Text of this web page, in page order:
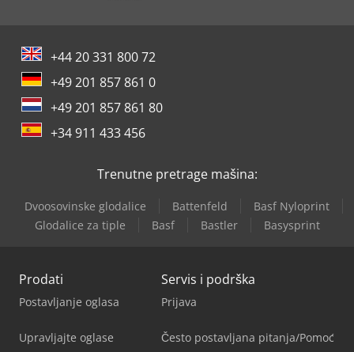
+44 20 331 800 72
+49 201 857 861 0
+49 201 857 861 80
+34 911 433 456
Trenutne pretrage mašina:
Dvoosovinske glodalice Battenfeld
Basf Nyloprint
Glodalice za tiple
Basf Bastler Basysprint
Prodati
Postavljanje oglasa
Upravljajte oglase
Servis i podrška
Prijava
Često postavljana pitanja/Pomoć